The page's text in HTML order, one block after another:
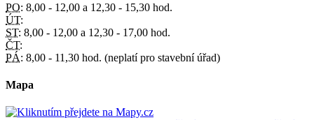
PO: 8,00 - 12,00 a 12,30 - 15,30 hod.
ÚT:
ST: 8,00 - 12,00 a 12,30 - 17,00 hod.
ČT:
PÁ: 8,00 - 11,30 hod. (neplatí pro stavební úřad)
Mapa